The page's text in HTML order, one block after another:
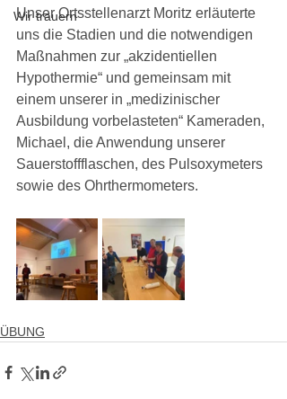
Wir trauern
Unser Ortsstellenarzt Moritz erläuterte
uns die Stadien und die notwendigen
Maßnahmen zur „akzidentiellen
Hypothermie“ und gemeinsam mit
einem unserer in „medizinischer
Ausbildung vorbelasteten“ Kameraden,
Michael, die Anwendung unserer
Sauerstoffflaschen, des Pulsoxymeters
sowie des Ohrthermometers.
ÜBUNG